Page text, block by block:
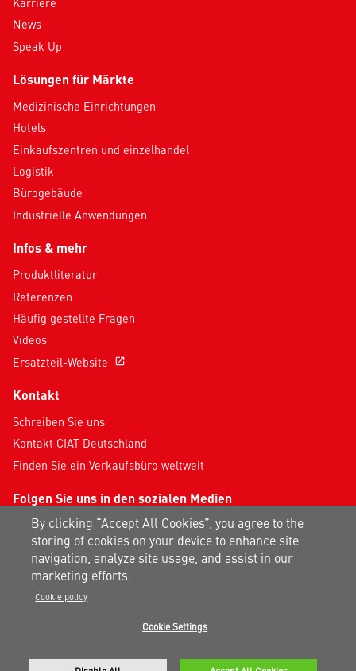
News
Speak Up
Lösungen für Märkte
Medizinische Einrichtungen
Hotels
Einkaufszentren und einzelhandel
Logistik
Bürogebäude
Industrielle Anwendungen
Infos & mehr
Produktliteratur
Referenzen
Häufig gestellte Fragen
Videos
Ersatzteil-Website
open_in_new
Kontakt
Schreiben Sie uns
Kontakt CIAT Deutschland
Finden Sie ein Verkaufsbüro weltweit
Folgen Sie uns in den sozialen Medien
©2026 Carrier. Alle Rechte Vorbehalten.
By clicking “Accept All Cookies”, you agree to the
storing of cookies on your device to enhance site
navigation, analyze site usage, and assist in our
marketing efforts.
Cookie policy
Cookie Settings